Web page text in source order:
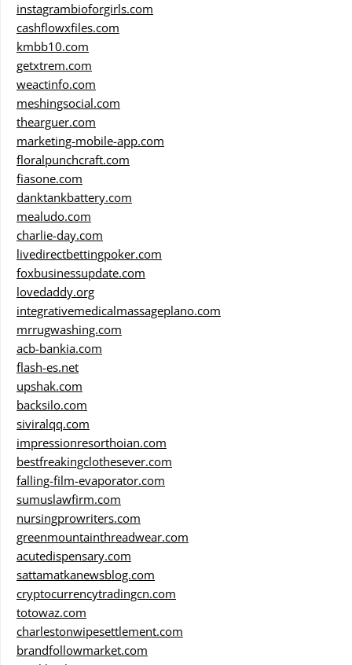
instagrambioforgirls.com
cashflowxfiles.com
kmbb10.com
getxtrem.com
weactinfo.com
meshingsocial.com
thearguer.com
marketing-mobile-app.com
floralpunchcraft.com
fiasone.com
danktankbattery.com
mealudo.com
charlie-day.com
livedirectbettingpoker.com
foxbusinessupdate.com
lovedaddy.org
integrativemedicalmassageplano.com
mrrugwashing.com
acb-bankia.com
flash-es.net
upshak.com
backsilo.com
siviralqq.com
impressionresorthoian.com
bestfreakingclothesever.com
falling-film-evaporator.com
sumuslawfirm.com
nursingprowriters.com
greenmountainthreadwear.com
acutedispensary.com
sattamatkanewsblog.com
cryptocurrencytradingcn.com
totowaz.com
charlestonwipesettlement.com
brandfollowmarket.com